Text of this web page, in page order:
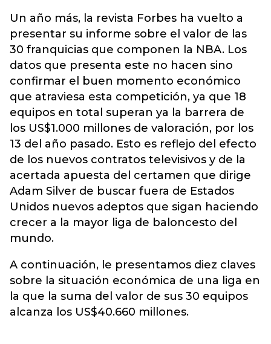
Un año más, la revista Forbes ha vuelto a
presentar su informe sobre el valor de las
30 franquicias que componen la NBA. Los
datos que presenta este no hacen sino
confirmar el buen momento económico
que atraviesa esta competición, ya que 18
equipos en total superan ya la barrera de
los US$1.000 millones de valoración, por los
13 del año pasado. Esto es reflejo del efecto
de los nuevos contratos televisivos y de la
acertada apuesta del certamen que dirige
Adam Silver de buscar fuera de Estados
Unidos nuevos adeptos que sigan haciendo
crecer a la mayor liga de baloncesto del
mundo.
A continuación, le presentamos diez claves
sobre la situación económica de una liga en
la que la suma del valor de sus 30 equipos
alcanza los US$40.660 millones.